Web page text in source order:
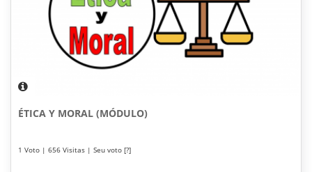
ÉTICA Y MORAL (MÓDULO)
1 Voto | 656 Visitas | Seu voto [?]